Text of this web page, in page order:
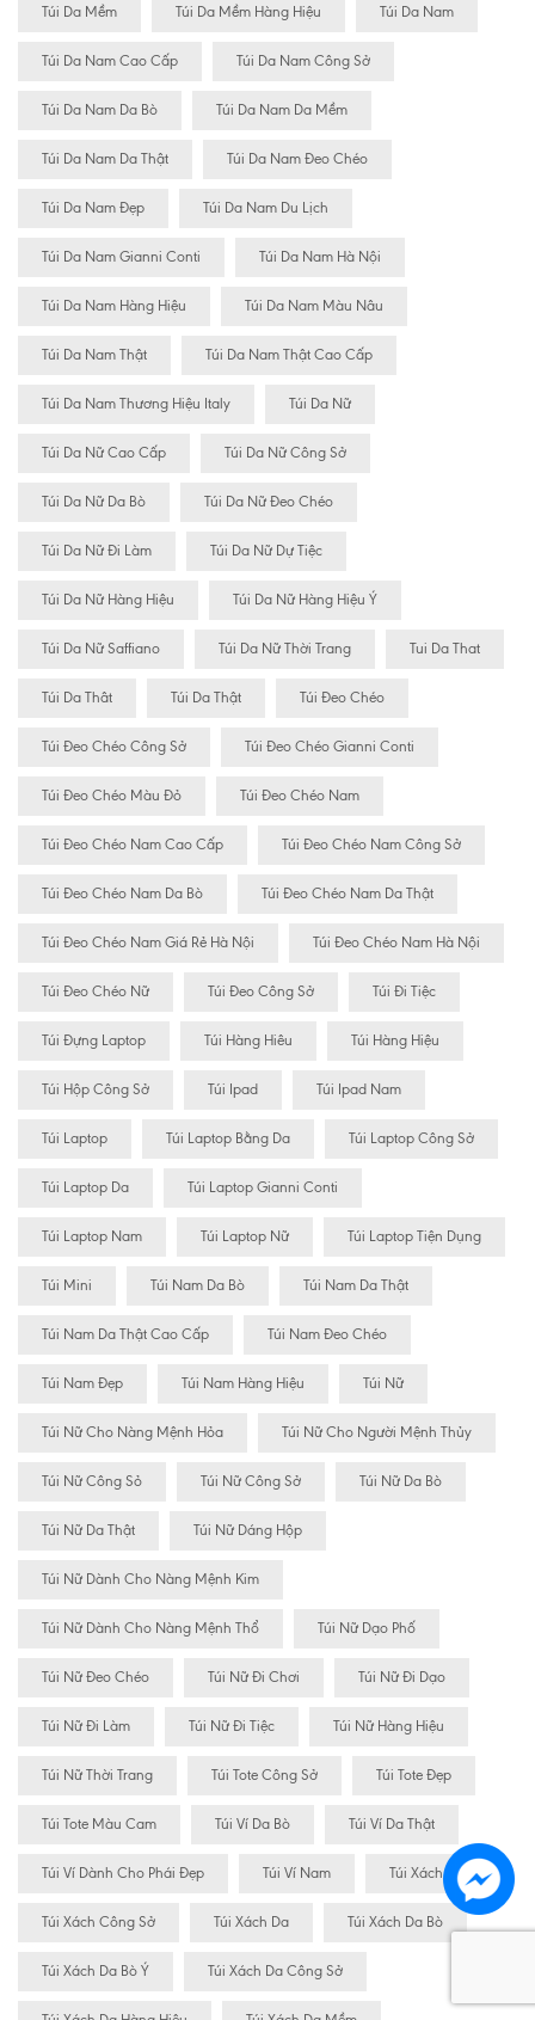
Túi Da Mềm Túi Da Mềm Hàng Hiệu Túi Da Nam
Túi Da Nam Cao Cấp Túi Da Nam Công Sở
Túi Da Nam Da Bò Túi Da Nam Da Mềm
Túi Da Nam Da Thật Túi Da Nam Đeo Chéo
Túi Da Nam Đẹp Túi Da Nam Du Lịch
Túi Da Nam Gianni Conti Túi Da Nam Hà Nội
Túi Da Nam Hàng Hiệu Túi Da Nam Màu Nâu
Túi Da Nam Thật Túi Da Nam Thật Cao Cấp
Túi Da Nam Thương Hiệu Italy Túi Da Nữ
Túi Da Nữ Cao Cấp Túi Da Nữ Công Sở
Túi Da Nữ Da Bò Túi Da Nữ Đeo Chéo
Túi Da Nữ Đi Làm Túi Da Nữ Dự Tiệc
Túi Da Nữ Hàng Hiệu Túi Da Nữ Hàng Hiệu Ý
Túi Da Nữ Saffiano Túi Da Nữ Thời Trang Tui Da That
Túi Da Thât Túi Da Thật Túi Đeo Chéo
Túi Đeo Chéo Công Sở Túi Đeo Chéo Gianni Conti
Túi Đeo Chéo Màu Đỏ Túi Đeo Chéo Nam
Túi Đeo Chéo Nam Cao Cấp Túi Đeo Chéo Nam Công Sở
Túi Đeo Chéo Nam Da Bò Túi Đeo Chéo Nam Da Thật
Túi Đeo Chéo Nam Giá Rẻ Hà Nội Túi Đeo Chéo Nam Hà Nội
Túi Đeo Chéo Nữ Túi Đeo Công Sở Túi Đi Tiệc
Túi Đựng Laptop Túi Hàng Hiêu Túi Hàng Hiệu
Túi Hộp Công Sở Túi Ipad Túi Ipad Nam
Túi Laptop Túi Laptop Bằng Da Túi Laptop Công Sở
Túi Laptop Da Túi Laptop Gianni Conti
Túi Laptop Nam Túi Laptop Nữ Túi Laptop Tiện Dụng
Túi Mini Túi Nam Da Bò Túi Nam Da Thật
Túi Nam Da Thật Cao Cấp Túi Nam Đeo Chéo
Túi Nam Đẹp Túi Nam Hàng Hiệu Túi Nữ
Túi Nữ Cho Nàng Mệnh Hỏa Túi Nữ Cho Người Mệnh Thủy
Túi Nữ Công Sỏ Túi Nữ Công Sở Túi Nữ Da Bò
Túi Nữ Da Thật Túi Nữ Dáng Hộp
Túi Nữ Dành Cho Nàng Mệnh Kim
Túi Nữ Dành Cho Nàng Mệnh Thổ Túi Nữ Dạo Phố
Túi Nữ Đeo Chéo Túi Nữ Đi Chơi Túi Nữ Đi Dạo
Túi Nữ Đi Làm Túi Nữ Đi Tiệc Túi Nữ Hàng Hiệu
Túi Nữ Thời Trang Túi Tote Công Sở Túi Tote Đẹp
Túi Tote Màu Cam Túi Ví Da Bò Túi Ví Da Thật
Túi Ví Dành Cho Phái Đẹp Túi Ví Nam Túi Xách
Túi Xách Công Sở Túi Xách Da Túi Xách Da Bò
Túi Xách Da Bò Ý Túi Xách Da Công Sở